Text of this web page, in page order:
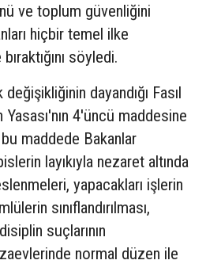
ve toplum güvenliğini
hiçbir temel ilke
söyledi.
dayandığı Fasıl
4'üncü maddesine
maddede Bakanlar
layıkıyla nezaret altında
yapacakları işlerin
sınıflandırılması,
suçlarının
normal düzen ile